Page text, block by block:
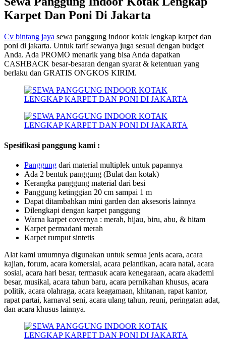
Karpet Dan Poni Di Jakarta
Cv bintang jaya sewa panggung indoor kotak lengkap karpet dan
poni di jakarta. Untuk tarif sewanya juga sesuai dengan budget
Anda. Ada PROMO menarik yang bisa Anda dapatkan
CASHBACK besar-besaran dengan syarat & ketentuan yang
berlaku dan GRATIS ONGKOS KIRIM.
Spesifikasi panggung kami :
Panggung dari material multiplek untuk papannya
Ada 2 bentuk panggung (Bulat dan kotak)
Kerangka panggung material dari besi
Panggung ketinggian 20 cm sampai 1 m
Dapat ditambahkan mini garden dan aksesoris lainnya
Dilengkapi dengan karpet panggung
Warna karpet covernya : merah, hijau, biru, abu, & hitam
Karpet permadani merah
Karpet rumput sintetis
Alat kami umumnya digunakan untuk semua jenis acara, acara
kajian, forum, acara komersial, acara pelantikan, acara natal, acara
sosial, acara hari besar, termasuk acara kenegaraan, acara akademi
besar, musikal, acara tahun baru, acara pernikahan khusus, acara
politik, acara olahraga, acara keagamaan, khitanan, rapat kantor,
rapat partai, karnaval seni, acara ulang tahun, reuni, peringatan adat,
dan acara khusus lainnya.